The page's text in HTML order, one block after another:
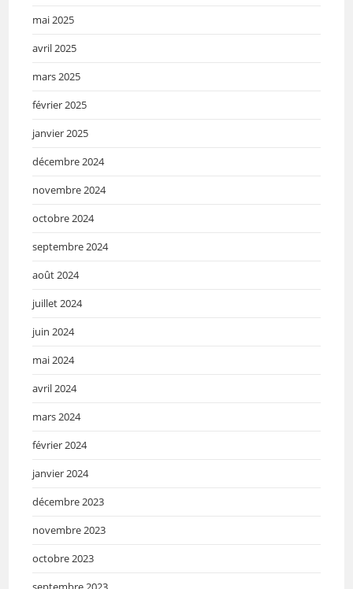
mai 2025
avril 2025
mars 2025
février 2025
janvier 2025
décembre 2024
novembre 2024
octobre 2024
septembre 2024
août 2024
juillet 2024
juin 2024
mai 2024
avril 2024
mars 2024
février 2024
janvier 2024
décembre 2023
novembre 2023
octobre 2023